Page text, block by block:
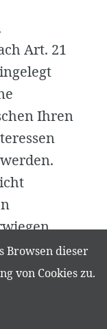
Art. 21
Ihren
die
Daten
Browsen dieser
von Cookies zu.